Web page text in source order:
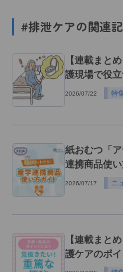
#排泄ケアの関連
【連載まと
護現場で役
2026/07/22 特
紙おむつ「
連携商品使
2026/07/17 ニ
【連載まと
護ケアのポイ